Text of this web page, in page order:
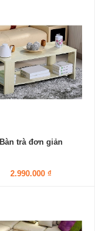
Bàn trà đơn giản
2.990.000 ₫